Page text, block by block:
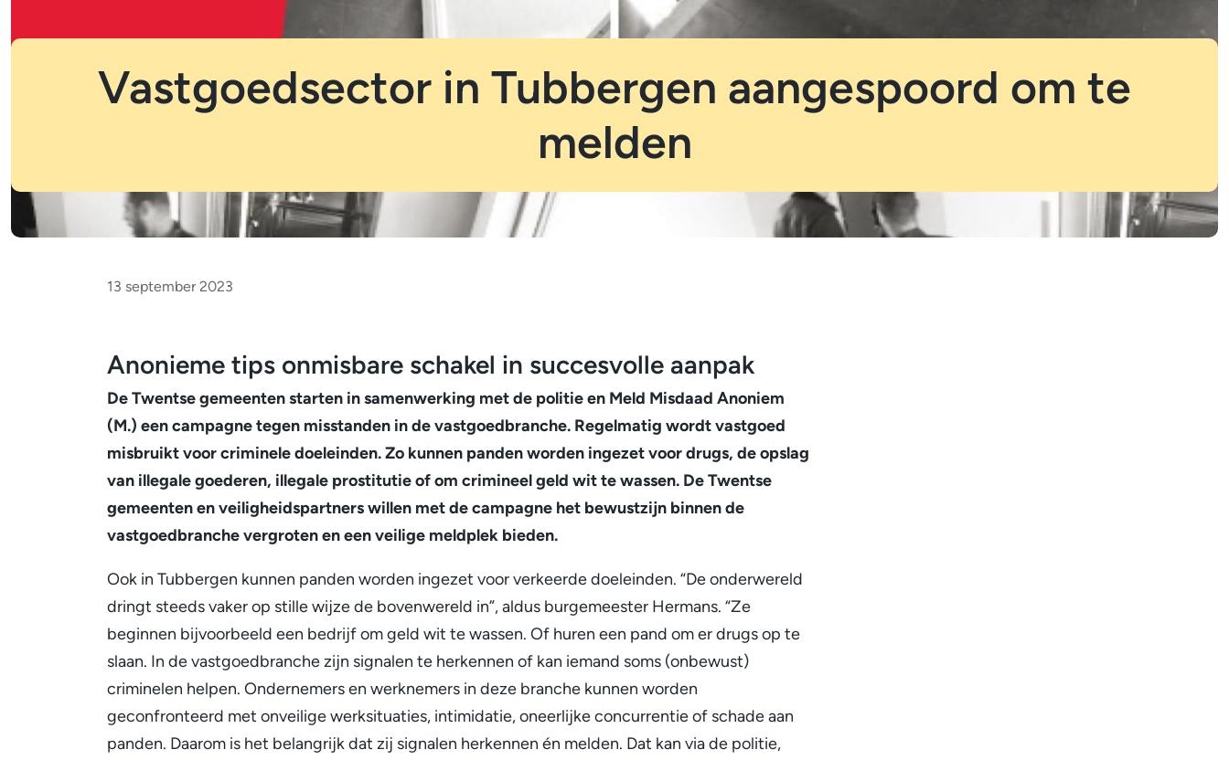
Vastgoedsector in Tubbergen aangespoord om te
melden
Tubbergen
aangespoord
melden
13 september 2023
Anonieme tips onmisbare schakel in succesvolle aanpak
De Twentse gemeenten starten in samenwerking met de politie en Meld Misdaad Anoniem
(M.) een campagne tegen misstanden in de vastgoedbranche. Regelmatig wordt vastgoed
misbruikt voor criminele doeleinden. Zo kunnen panden worden ingezet voor drugs, de opslag
van illegale goederen, illegale prostitutie of om crimineel geld wit te wassen. De Twentse
gemeenten en veiligheidspartners willen met de campagne het bewustzijn binnen de
vastgoedbranche vergroten en een veilige meldplek bieden.
Ook in Tubbergen kunnen panden worden ingezet voor verkeerde doeleinden. “De onderwereld
dringt steeds vaker op stille wijze de bovenwereld in”, aldus burgemeester Hermans. “Ze
beginnen bijvoorbeeld een bedrijf om geld wit te wassen. Of huren een pand om er drugs op te
slaan. In de vastgoedbranche zijn signalen te herkennen of kan iemand soms (onbewust)
criminelen helpen. Ondernemers en werknemers in deze branche kunnen worden
geconfronteerd met onveilige werksituaties, intimidatie, oneerlijke concurrentie of schade aan
panden. Daarom is het belangrijk dat zij signalen herkennen én melden. Dat kan via de politie,